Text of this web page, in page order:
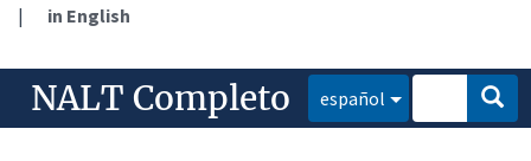
| in English
NALT Completo español